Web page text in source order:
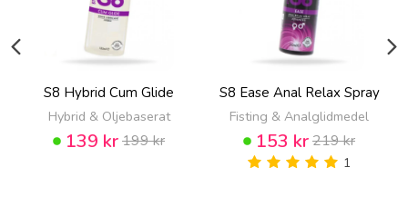
S8 Hybrid Cum Glide
Hybrid & Oljebaserat
139 kr199 kr
S8 Ease Anal Relax Spray
Fisting & Analglidmedel
153 kr219 kr
1